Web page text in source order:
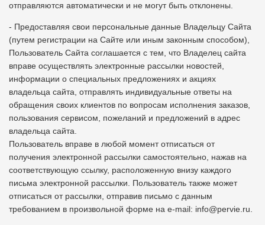
отправляются автоматически и не могут быть отклонены.
- Предоставляя свои персональные данные Владельцу Сайта
(путем регистрации на Сайте или иным законным способом),
Пользователь Сайта соглашается с тем, что Владелец сайта
вправе осуществлять электронные рассылки новостей,
информации о специальных предложениях и акциях
владельца сайта, отправлять индивидуальные ответы на
обращения своих клиентов по вопросам исполнения заказов,
пользования сервисом, пожеланий и предложений в адрес
владельца сайта.
Пользователь вправе в любой момент отписаться от
получения электронной рассылки самостоятельно, нажав на
соответствующую ссылку, расположенную внизу каждого
письма электронной рассылки. Пользователь также может
отписаться от рассылки, отправив письмо с данным
требованием в произвольной форме на e-mail: info@pervie.ru.